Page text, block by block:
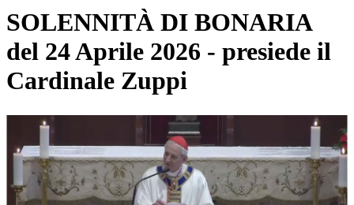
SOLENNITÀ DI BONARIA
del 24 Aprile 2026 - presiede il
Cardinale Zuppi